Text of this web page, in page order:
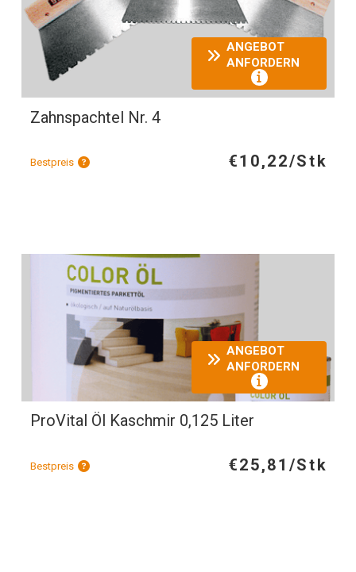
ANGEBOT
ANFORDERN
Zahnspachtel Nr. 4
Bestpreis €10,22/Stk
ANGEBOT
ANFORDERN
ProVital Öl Kaschmir 0,125 Liter
Bestpreis €25,81/Stk